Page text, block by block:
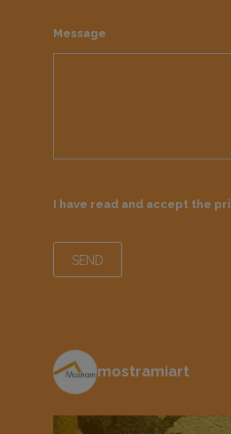
Message
I have read and accept the
mostramiart